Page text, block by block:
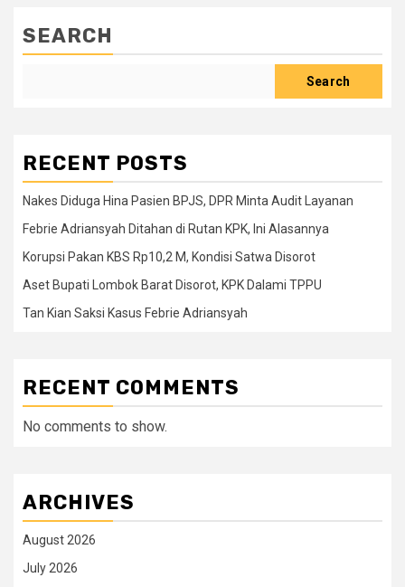
SEARCH
Search
RECENT POSTS
Nakes Diduga Hina Pasien BPJS, DPR Minta Audit Layanan
Febrie Adriansyah Ditahan di Rutan KPK, Ini Alasannya
Korupsi Pakan KBS Rp10,2 M, Kondisi Satwa Disorot
Aset Bupati Lombok Barat Disorot, KPK Dalami TPPU
Tan Kian Saksi Kasus Febrie Adriansyah
RECENT COMMENTS
No comments to show.
ARCHIVES
August 2026
July 2026